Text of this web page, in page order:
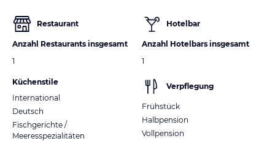
Restaurant
Anzahl Restaurants insgesamt
1
Küchenstile
International
Deutsch
Fischgerichte /
Meeresspezialitäten
Hotelbar
Anzahl Hotelbars insgesamt
1
Verpflegung
Frühstück
Halbpension
Vollpension